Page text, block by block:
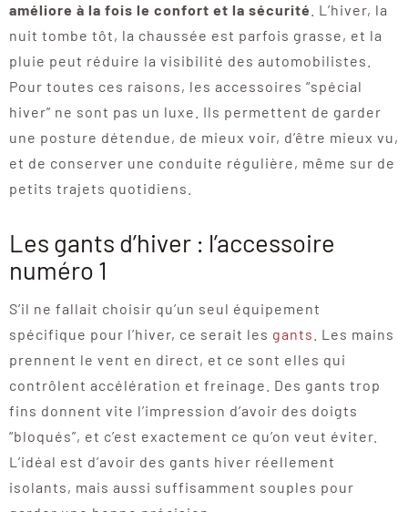
améliore à la fois le confort et la sécurité
. L’hiver, la
nuit tombe tôt, la chaussée est parfois grasse, et la
pluie peut réduire la visibilité des automobilistes.
Pour toutes ces raisons, les accessoires “spécial
hiver” ne sont pas un luxe. Ils permettent de garder
une posture détendue, de mieux voir, d’être mieux vu,
et de conserver une conduite régulière, même sur de
petits trajets quotidiens.
Les gants d’hiver : l’accessoire
numéro 1
S’il ne fallait choisir qu’un seul équipement
spécifique pour l’hiver, ce serait les gants
. Les mains
prennent le vent en direct, et ce sont elles qui
contrôlent accélération et freinage. Des gants trop
fins donnent vite l’impression d’avoir des doigts
“bloqués”, et c’est exactement ce qu’on veut éviter.
L’idéal est d’avoir des gants hiver réellement
isolants, mais aussi suffisamment souples pour